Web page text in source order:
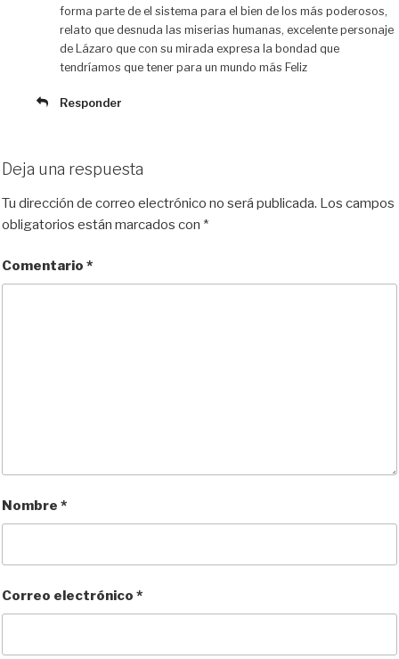
forma parte de el sistema para el bien de los más poderosos,
relato que desnuda las miserias humanas, excelente personaje
de Lázaro que con su mirada expresa la bondad que
tendríamos que tener para un mundo más Feliz
Responder
Deja una respuesta
Tu dirección de correo electrónico no será publicada. Los campos
obligatorios están marcados con *
Comentario *
Nombre *
Correo electrónico *